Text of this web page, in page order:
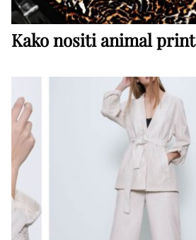
Kako nositi animal print